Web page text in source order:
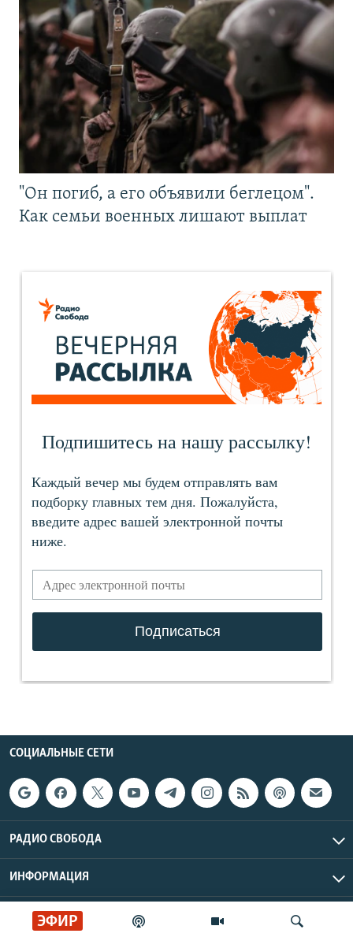
ЭФИР
"Он погиб, а его объявили беглецом".
Как семьи военных лишают выплат
СОЦИАЛЬНЫЕ СЕТИ
РАДИО СВОБОДА
ИНФОРМАЦИЯ
Радио Свобода © 2026 RFE/RL, Inc. | Все права защищены.